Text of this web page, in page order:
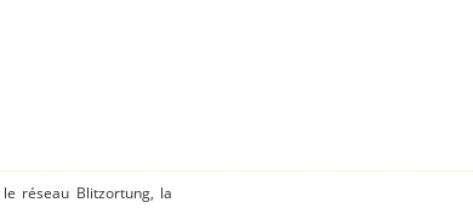
réseau Blitzortung, la